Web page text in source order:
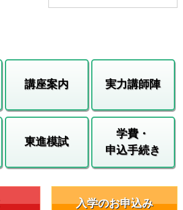
講座案内 実力講師陣
東進模試
学費・
申込手続き
入学のお申込み